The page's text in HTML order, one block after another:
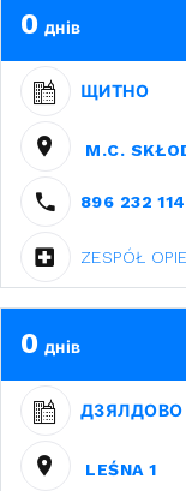
0 днів
ЩИТНО
M.C.
896 232 114
ZESPÓŁ
0 днів
ДЗЯЛДОВО
LEŚNA 1